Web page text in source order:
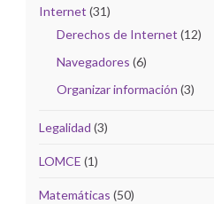
Internet (31)
Derechos de Internet (12)
Navegadores (6)
Organizar información (3)
Legalidad (3)
LOMCE (1)
Matemáticas (50)